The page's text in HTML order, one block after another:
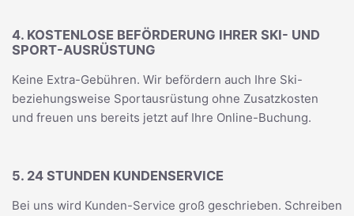
4. KOSTENLOSE BEFÖRDERUNG IHRER SKI- UND
SPORT-AUSRÜSTUNG
Keine Extra-Gebühren. Wir befördern auch Ihre Ski-
beziehungsweise Sportausrüstung ohne Zusatzkosten
und freuen uns bereits jetzt auf Ihre Online-Buchung.
5. 24 STUNDEN KUNDENSERVICE
Bei uns wird Kunden-Service groß geschrieben. Schreiben